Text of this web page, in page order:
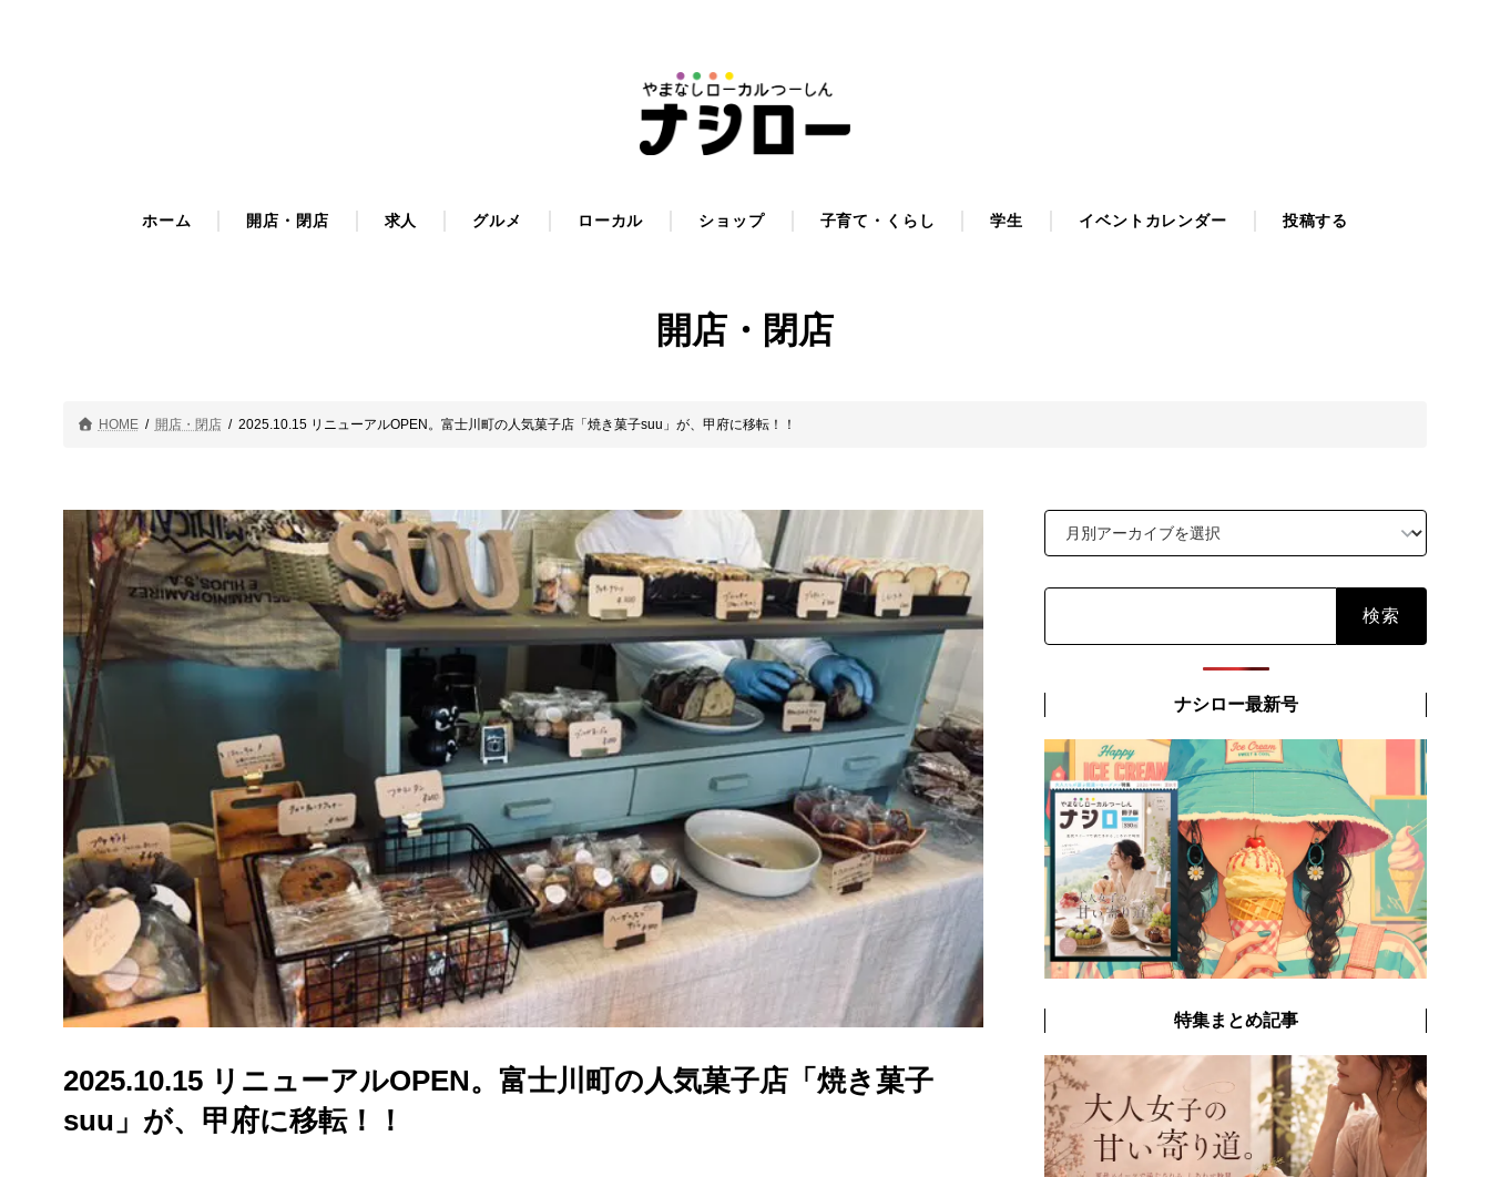
ホーム 開店・閉店 求人 グルメ ローカル ショップ 子育て・くらし 学生 イベントカレンダー 投稿する
開店・閉店
HOME 開店・閉店 2025.10.15 リニューアルOPEN。富士川町の人気菓子店「焼き菓子suu」が、甲府に移転！！
2025.10.15 リニューアルOPEN。富士川町の人気菓子店「焼き菓子
suu」が、甲府に移転！！
ナシロー最新号
特集まとめ記事